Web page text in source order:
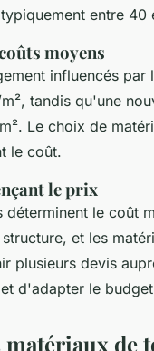
entre 40
moyens
influencés
tandis qu'une
Le choix de
le coût.
le prix
déterminent le coût
et les
plusieurs devis
d'adapter le
matériaux de